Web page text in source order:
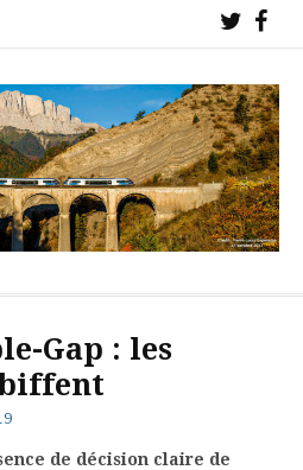
Twitter
!
!
Gap : les
de décision claire de